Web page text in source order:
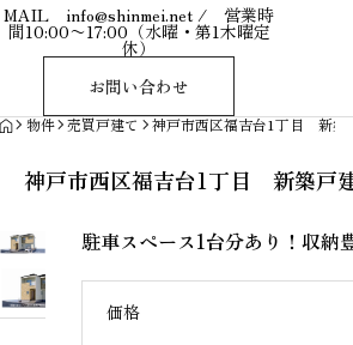
MAIL info@shinmei.net / 営業時
間10:00〜17:00（水曜・第1木曜定
休）
お問い合わせ
HOME
物件 売買戸建て 神戸市西区福吉台1丁目 新築
神戸市西区福吉台1丁目 新築戸
駐車スペース1台分あり！収納
価格